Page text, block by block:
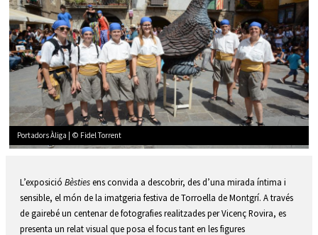
Portadors Àliga | © Fidel Torrent
L’exposició Bèstiesens convida a descobrir, des d’una mirada íntima i
sensible, el món de la imatgeria festiva de Torroella de Montgrí. A través
de gairebé un centenar de fotografies realitzades per Vicenç Rovira, es
presenta un relat visual que posa el focus tant en les figures